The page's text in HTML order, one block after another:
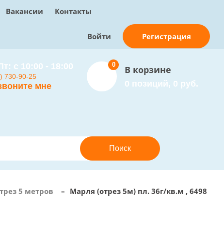
Вакансии Контакты
Войти Регистрация
с 10:00 - 18:00
730-90-25
мне
В корзине
0 позиций, 0 руб.
0
5 метров – Марля (отрез 5м) пл. 36г/кв.м , 6498